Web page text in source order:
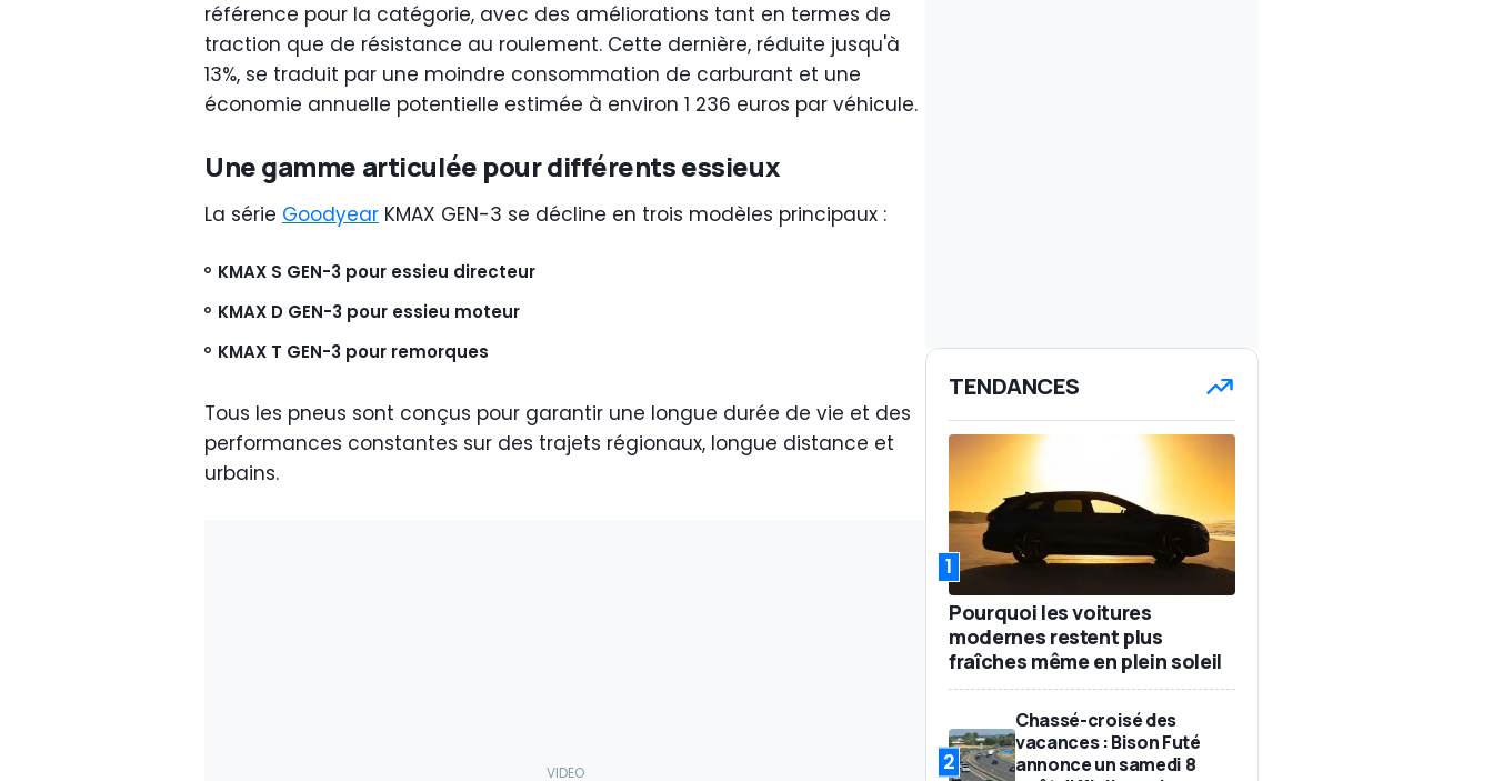
référence pour la catégorie, avec des améliorations tant en termes de
traction que de résistance au roulement. Cette dernière, réduite jusqu'à
13%, se traduit par une moindre consommation de carburant et une
économie annuelle potentielle estimée à environ 1 236 euros par véhicule.
Une gamme articulée pour différents essieux
La série Goodyear KMAX GEN-3 se décline en trois modèles principaux :
KMAX S GEN-3 pour essieu directeur
KMAX D GEN-3 pour essieu moteur
KMAX T GEN-3 pour remorques
Tous les pneus sont conçus pour garantir une longue durée de vie et des
performances constantes sur des trajets régionaux, longue distance et
urbains.
TENDANCES
1
Pourquoi les voitures
modernes restent plus
fraîches même en plein soleil
2
Chassé-croisé des
vacances : Bison Futé
annonce un samedi 8